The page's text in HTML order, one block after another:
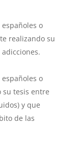
o
realizando su
o
tesis entre
y que
de las